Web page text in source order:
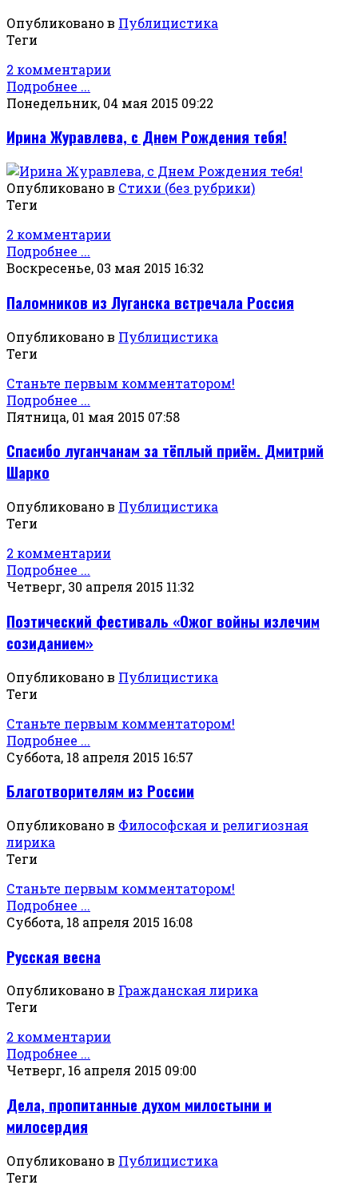
Опубликовано в Публицистика
Теги
2 комментарии
Подробнее ...
Понедельник, 04 мая 2015 09:22
Ирина Журавлева, с Днем Рождения тебя!
Опубликовано в Стихи (без рубрики)
Теги
2 комментарии
Подробнее ...
Воскресенье, 03 мая 2015 16:32
Паломников из Луганска встречала Россия
Опубликовано в Публицистика
Теги
Станьте первым комментатором!
Подробнее ...
Пятница, 01 мая 2015 07:58
Спасибо луганчанам за тёплый приём. Дмитрий
Шарко
Опубликовано в Публицистика
Теги
2 комментарии
Подробнее ...
Четверг, 30 апреля 2015 11:32
Поэтический фестиваль «Ожог войны излечим
созиданием»
Опубликовано в Публицистика
Теги
Станьте первым комментатором!
Подробнее ...
Суббота, 18 апреля 2015 16:57
Благотворителям из России
Опубликовано в Философская и религиозная
лирика
Теги
Станьте первым комментатором!
Подробнее ...
Суббота, 18 апреля 2015 16:08
Русская весна
Опубликовано в Гражданская лирика
Теги
2 комментарии
Подробнее ...
Четверг, 16 апреля 2015 09:00
Дела, пропитанные духом милостыни и
милосердия
Опубликовано в Публицистика
Теги